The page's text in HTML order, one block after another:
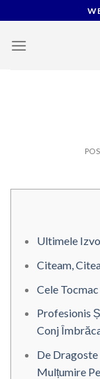
to
content
Ultimele
Citeam,
Cele
Profesionis
Conj
De Dragoste
Mulțumire